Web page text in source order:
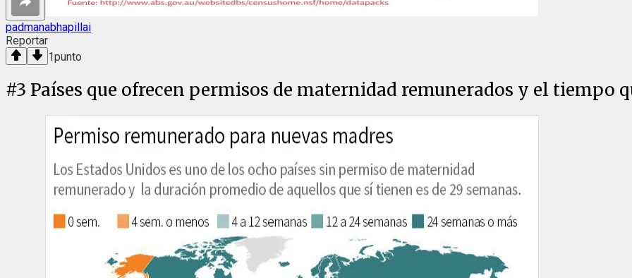
padmanabhapillai
Reportar
1punto
#3 Países que ofrecen permisos de maternidad remunerados y el tiempo